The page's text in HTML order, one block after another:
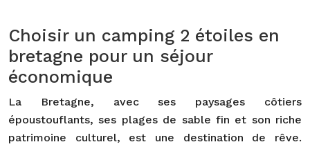
Choisir un camping 2 étoiles en
bretagne pour un séjour
économique
La Bretagne, avec ses paysages côtiers
époustouflants, ses plages de sable fin et son riche
patrimoine culturel, est une destination de rêve.